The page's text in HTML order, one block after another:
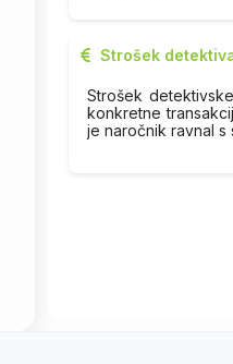
Strošek
Strošek
konkretne
je naročnik ravnal